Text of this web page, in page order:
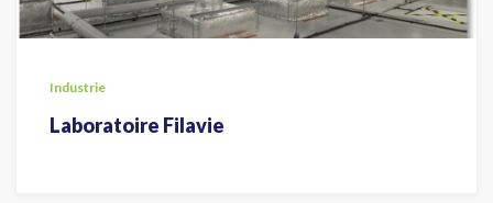
Industrie
Laboratoire Filavie